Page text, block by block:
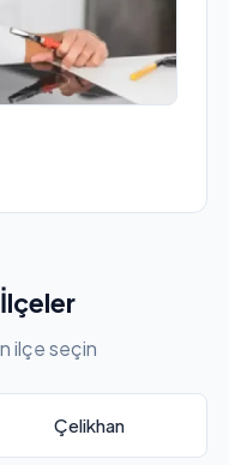
ilçe seçin
Çelikhan